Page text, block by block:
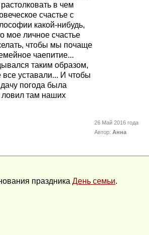
в чем
счастье с
какой-нибудь,
мое личное счастье
чтобы мы почаще
чаепитие...
таким образом,
уставали... И чтобы
погода была
ловил там наших
26 Май 2016 года
Автор:Анна
праздника День семьи.